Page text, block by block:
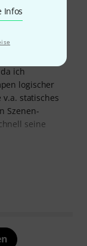
Infos
im Netz
ich
logischer
statisches
Szenen-
seine